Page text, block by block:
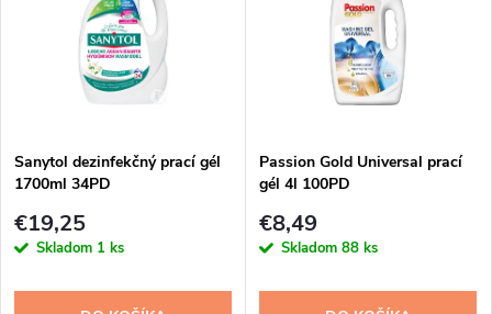
Sanytol dezinfekčný prací gél
1700ml 34PD
€19,25
Skladom 1 ks
Passion Gold Universal prací
gél 4l 100PD
€8,49
Skladom 88 ks